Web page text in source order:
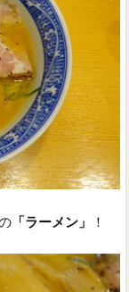
「ラーメン」 ！